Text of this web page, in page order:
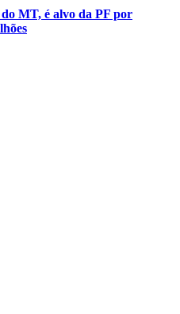
MT, é alvo da PF por